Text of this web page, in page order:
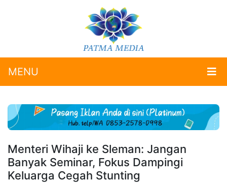
MENU
Menteri Wihaji ke Sleman: Jangan
Banyak Seminar, Fokus Dampingi
Keluarga Cegah Stunting